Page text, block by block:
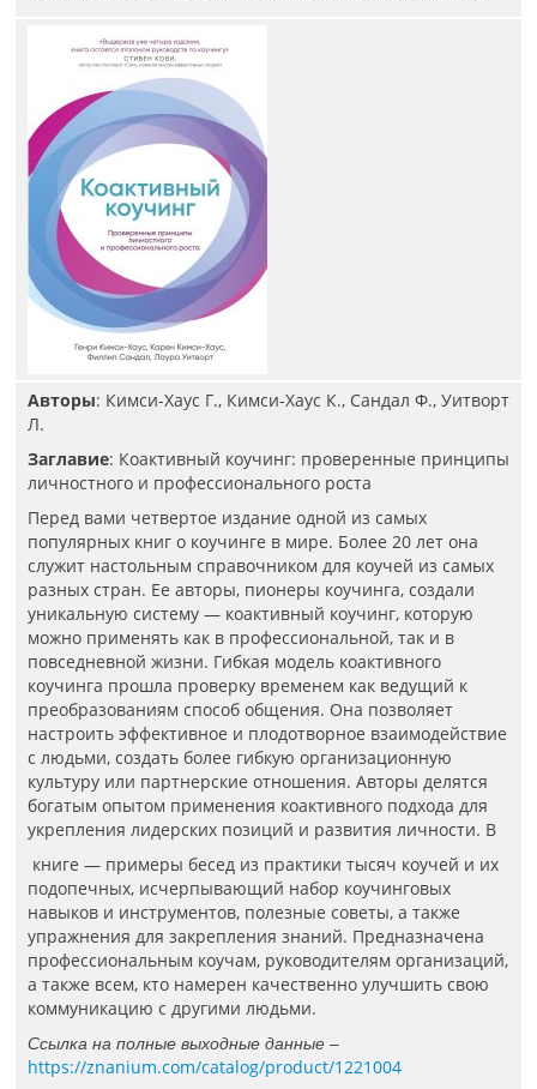
Авторы: Кимси-Хаус Г., Кимси-Хаус К., Сандал Ф., Уитворт
Л.
Заглавие: Коактивный коучинг: проверенные принципы
личностного и профессионального роста
Перед вами четвертое издание одной из самых
популярных книг о коучинге в мире. Более 20 лет она
служит настольным справочником для коучей из самых
разных стран. Ее авторы, пионеры коучинга, создали
уникальную систему — коактивный коучинг, которую
можно применять как в профессиональной, так и в
повседневной жизни. Гибкая модель коактивного
коучинга прошла проверку временем как ведущий к
преобразованиям способ общения. Она позволяет
настроить эффективное и плодотворное взаимодействие
с людьми, создать более гибкую организационную
культуру или партнерские отношения. Авторы делятся
богатым опытом применения коактивного подхода для
укрепления лидерских позиций и развития личности. В
книге — примеры бесед из практики тысяч коучей и их
подопечных, исчерпывающий набор коучинговых
навыков и инструментов, полезные советы, а также
упражнения для закрепления знаний. Предназначена
профессиональным коучам, руководителям организаций,
а также всем, кто намерен качественно улучшить свою
коммуникацию с другими людьми.
Ссылка на полные выходные данные –
https://znanium.com/catalog/product/1221004